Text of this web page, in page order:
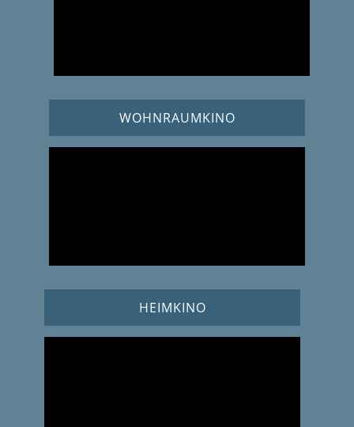
WOHNRAUMKINO
HEIMKINO